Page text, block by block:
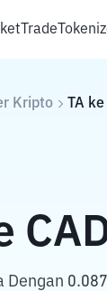
Trade
Kripto TA ke
Dengan